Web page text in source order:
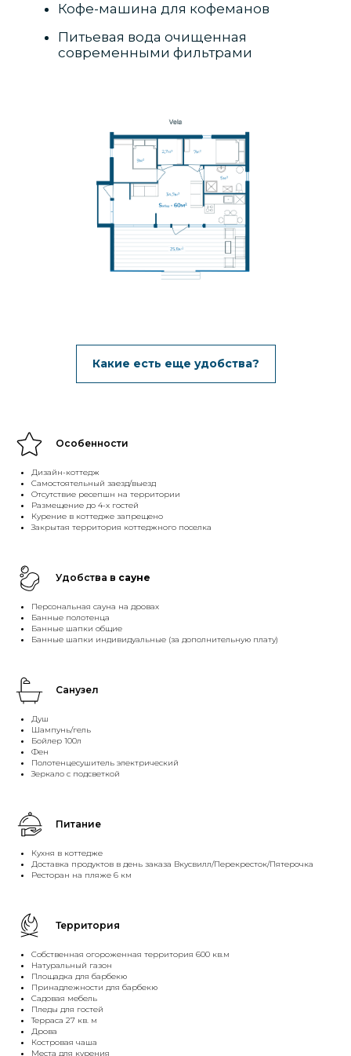
Кофе-машина для кофеманов
Питьевая вода очищенная
современными фильтрами
Какие есть еще удобства?
Особенности
Дизайн-коттедж
Самостоятельный заезд/выезд
Отсутствие ресепшн на территории
Размещение до 4-х гостей
Курение в коттедже запрещено
Закрытая территория коттеджного поселка
Удобства в сауне
Персональная сауна на дровах
Банные полотенца
Банные шапки общие
Банные шапки индивидуальные (за дополнительную плату)
Санузел
Душ
Шампунь/гель
Бойлер 100л
Фен
Полотенцесушитель электрический
Зеркало с подсветкой
Питание
Кухня в коттедже
Доставка продуктов в день заказа Вкусвилл/Перекресток/Пятерочка
Ресторан на пляже 6 км
Территория
Собственная огороженная территория 600 кв.м
Натуральный газон
Площадка для барбекю
Принадлежности для барбекю
Садовая мебель
Пледы для гостей
Терраса 27 кв. м
Дрова
Костровая чаша
Места для курения